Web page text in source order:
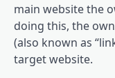
main website the
doing this, the
(also known as
target website.